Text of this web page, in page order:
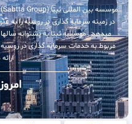
در زمینه سرمایه گذاری در روسیه را به
میدهد . موسسه ثبتا به پشتوانه
مربوط به خدمات سرمایه گذاری در